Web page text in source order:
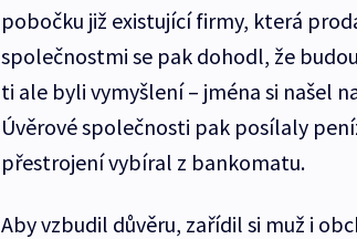
pobočku již existující firmy, která
společnostmi se pak dohodl, že
ti ale byli vymyšlení – jména si našel
Úvěrové společnosti pak posílaly
přestrojení vybíral z bankomatu.
Aby vzbudil důvěru, zařídil si muž i